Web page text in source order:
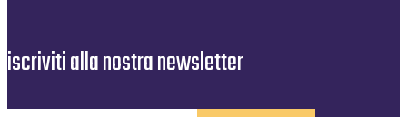
iscriviti alla nostra newsletter